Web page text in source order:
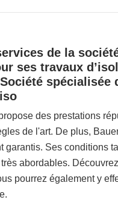
de la
ses travaux
spécialisée
des prestations
de l'art. De plus,
garantis. Ses conditions
abordables.
pourrez également y